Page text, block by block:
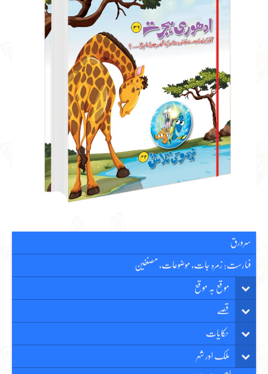
سرورق
فہارست: زمرہ جات، موضوعات، مصنفین
موقع بہ موقع
قصّے
حکایات
ملک اور شہر